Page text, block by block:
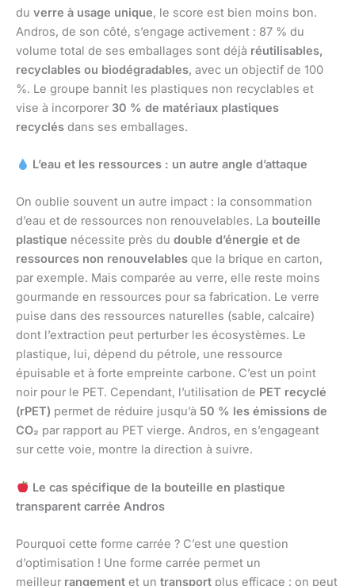
du verre à usage unique, le score est bien moins bon.
Andros, de son côté, s’engage activement : 87 % du
volume total de ses emballages sont déjà réutilisables,
recyclables ou biodégradables, avec un objectif de 100
%. Le groupe bannit les plastiques non recyclables et
vise à incorporer 30 % de matériaux plastiques
recyclés dans ses emballages.
L’eau et les ressources : un autre angle d’attaque
On oublie souvent un autre impact : la consommation
d’eau et de ressources non renouvelables. La bouteille
plastique nécessite près du double d’énergie et de
ressources non renouvelables que la brique en carton,
par exemple. Mais comparée au verre, elle reste moins
gourmande en ressources pour sa fabrication. Le verre
puise dans des ressources naturelles (sable, calcaire)
dont l’extraction peut perturber les écosystèmes. Le
plastique, lui, dépend du pétrole, une ressource
épuisable et à forte empreinte carbone. C’est un point
noir pour le PET. Cependant, l’utilisation de PET recyclé
(rPET) permet de réduire jusqu’à 50 % les émissions de
CO₂ par rapport au PET vierge. Andros, en s’engageant
sur cette voie, montre la direction à suivre.
Le cas spécifique de la bouteille en plastique
transparent carrée Andros
Pourquoi cette forme carrée ? C’est une question
d’optimisation ! Une forme carrée permet un
meilleur rangement et un transport plus efficace : on peut